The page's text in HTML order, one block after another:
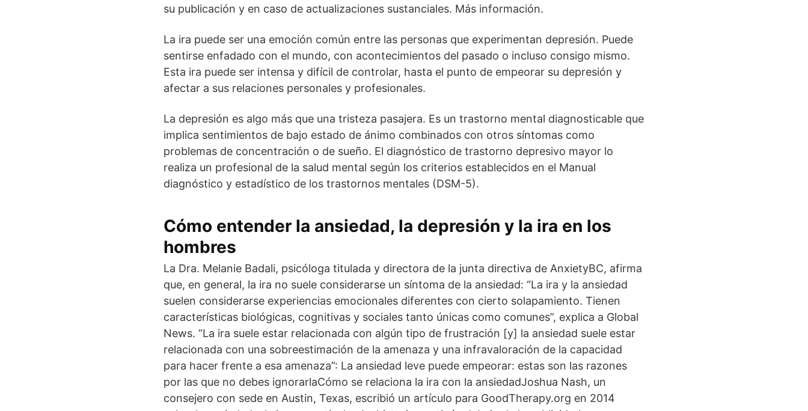
su publicación y en caso de actualizaciones sustanciales. Más información.
La ira puede ser una emoción común entre las personas que experimentan depresión. Puede
sentirse enfadado con el mundo, con acontecimientos del pasado o incluso consigo mismo.
Esta ira puede ser intensa y difícil de controlar, hasta el punto de empeorar su depresión y
afectar a sus relaciones personales y profesionales.
La depresión es algo más que una tristeza pasajera. Es un trastorno mental diagnosticable que
implica sentimientos de bajo estado de ánimo combinados con otros síntomas como
problemas de concentración o de sueño. El diagnóstico de trastorno depresivo mayor lo
realiza un profesional de la salud mental según los criterios establecidos en el Manual
diagnóstico y estadístico de los trastornos mentales (DSM-5).
Cómo entender la ansiedad, la depresión y la ira en los
hombres
La Dra. Melanie Badali, psicóloga titulada y directora de la junta directiva de AnxietyBC, afirma
que, en general, la ira no suele considerarse un síntoma de la ansiedad: “La ira y la ansiedad
suelen considerarse experiencias emocionales diferentes con cierto solapamiento. Tienen
características biológicas, cognitivas y sociales tanto únicas como comunes”, explica a Global
News. “La ira suele estar relacionada con algún tipo de frustración [y] la ansiedad suele estar
relacionada con una sobreestimación de la amenaza y una infravaloración de la capacidad
para hacer frente a esa amenaza”: La ansiedad leve puede empeorar: estas son las razones
por las que no debes ignorarlaCómo se relaciona la ira con la ansiedadJoshua Nash, un
consejero con sede en Austin, Texas, escribió un artículo para GoodTherapy.org en 2014